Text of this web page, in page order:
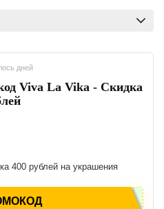
дней
Viva La Vika - Скидка
400 рублей на украшения